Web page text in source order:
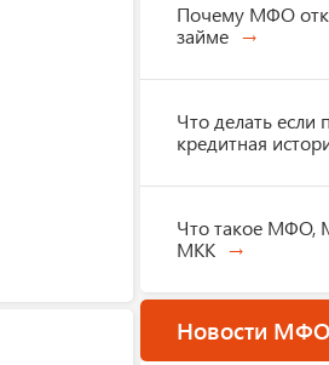
Почему МФО
займе
Что делать если
кредитная
Что такое МФО,
МКК
Новости МФО